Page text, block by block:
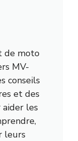
de moto
MV-
conseils
et des
aider les
leurs